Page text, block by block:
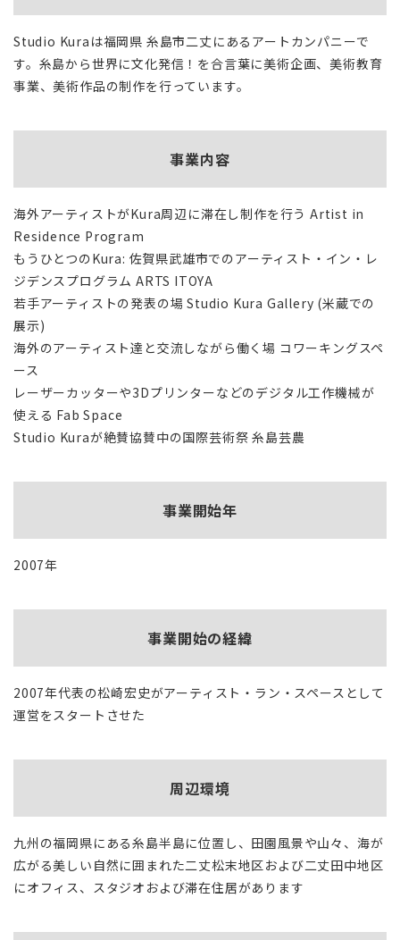
Studio Kuraは福岡県 糸島市二丈にあるアートカンパニーで
す。糸島から世界に文化発信！を合言葉に美術企画、美術教育
事業、美術作品の制作を行っています。
事業内容
海外アーティストがKura周辺に滞在し制作を行う Artist in
Residence Program
もうひとつのKura: 佐賀県武雄市でのアーティスト・イン・レ
ジデンスプログラム ARTS ITOYA
若手アーティストの発表の場 Studio Kura Gallery (米蔵での
展示)
海外のアーティスト達と交流しながら働く場 コワーキングスペ
ース
レーザーカッターや3Dプリンターなどのデジタル工作機械が
使える Fab Space
Studio Kuraが絶賛協賛中の国際芸術祭 糸島芸農
事業開始年
2007年
事業開始の経緯
2007年代表の松崎宏史がアーティスト・ラン・スペースとして
運営をスタートさせた
周辺環境
九州の福岡県にある糸島半島に位置し、田園風景や山々、海が
広がる美しい自然に囲まれた二丈松末地区および二丈田中地区
にオフィス、スタジオおよび滞在住居があります